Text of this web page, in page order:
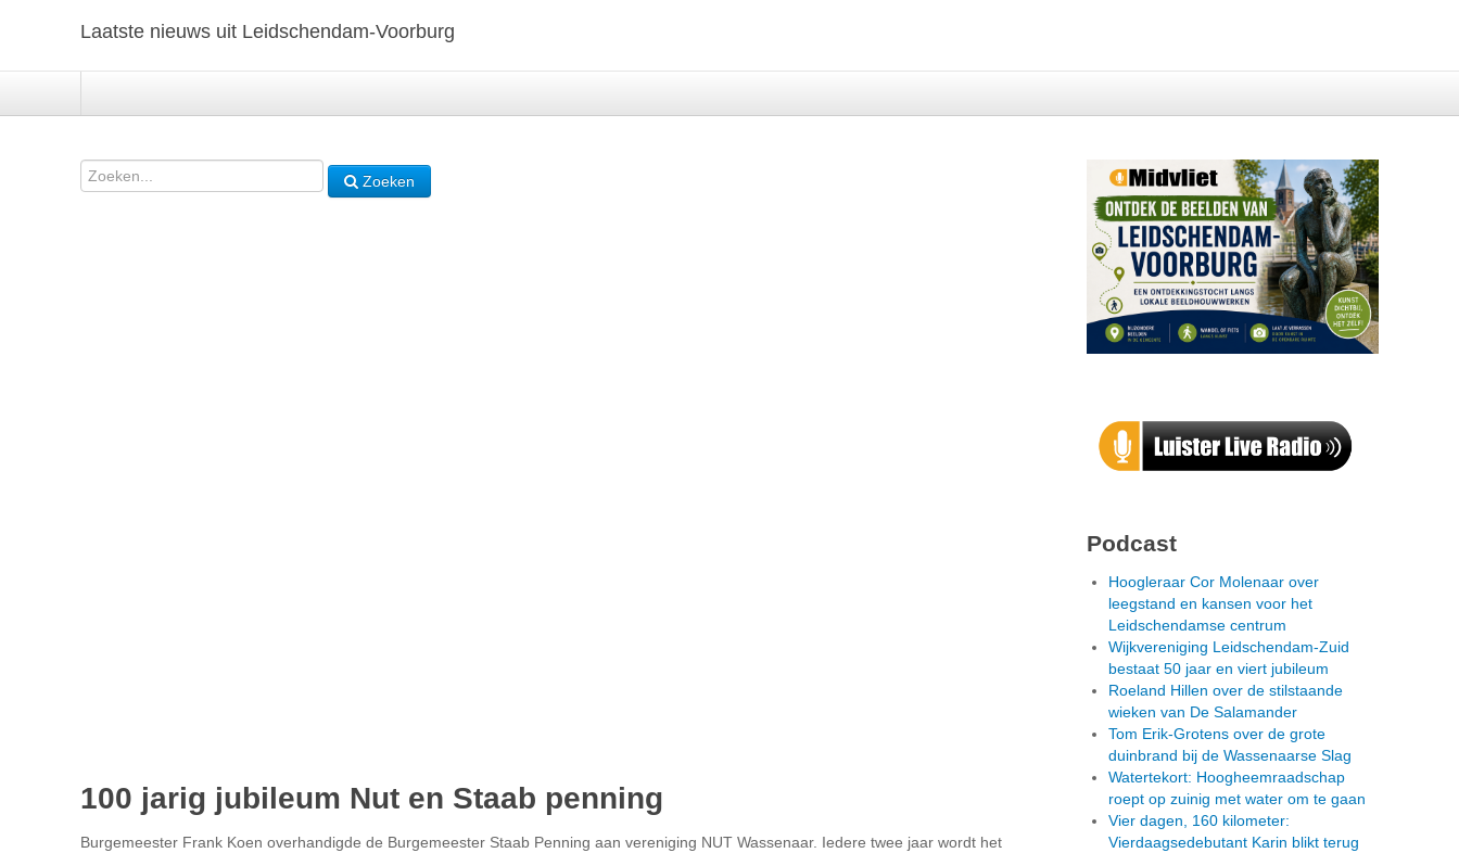
Laatste nieuws uit Leidschendam-Voorburg
Zoeken
100 jarig jubileum Nut en Staab penning
Burgemeester Frank Koen overhandigde de Burgemeester Staab Penning aan vereniging NUT Wassenaar. Iedere twee jaar wordt het
Podcast
Hoogleraar Cor Molenaar over
leegstand en kansen voor het
Leidschendamse centrum
Wijkvereniging Leidschendam-Zuid
bestaat 50 jaar en viert jubileum
Roeland Hillen over de stilstaande
wieken van De Salamander
Tom Erik-Grotens over de grote
duinbrand bij de Wassenaarse Slag
Watertekort: Hoogheemraadschap
roept op zuinig met water om te gaan
Vier dagen, 160 kilometer:
Vierdaagsedebutant Karin blikt terug